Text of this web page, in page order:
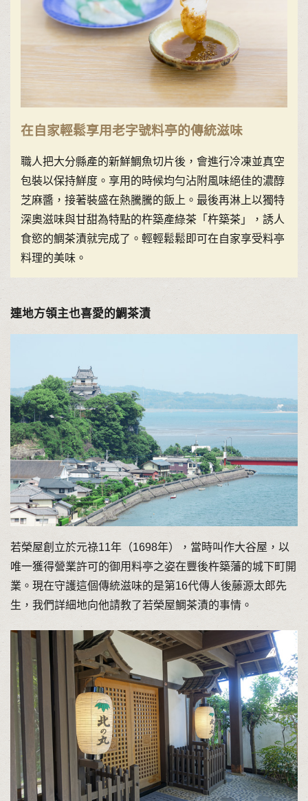
在自家輕鬆享用老字號料亭的傳統滋味
職人把大分縣產的新鮮鯛魚切片後，會進行冷凍並真空
包裝以保持鮮度。享用的時候均勻沾附風味絕佳的濃醇
芝麻醬，接著裝盛在熱騰騰的飯上。最後再淋上以獨特
深奧滋味與甘甜為特點的杵築產綠茶「杵築茶」，誘人
食慾的鯛茶漬就完成了。輕輕鬆鬆即可在自家享受料亭
料理的美味。
連地方領主也喜愛的鯛茶漬
若榮屋創立於元祿11年（1698年），當時叫作大谷屋，以
唯一獲得營業許可的御用料亭之姿在豐後杵築藩的城下町開
業。現在守護這個傳統滋味的是第16代傳人後藤源太郎先
生，我們詳細地向他請教了若榮屋鯛茶漬的事情。